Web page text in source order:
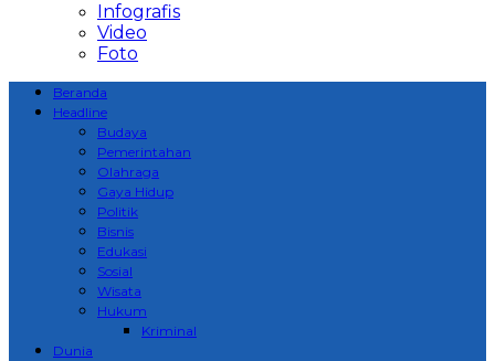
Infografis
Video
Foto
Beranda
Headline
Budaya
Pemerintahan
Olahraga
Gaya Hidup
Politik
Bisnis
Edukasi
Sosial
Wisata
Hukum
Kriminal
Dunia